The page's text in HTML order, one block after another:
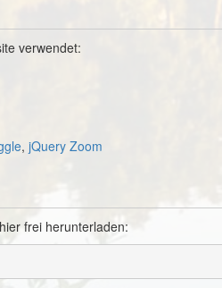
verwendet:
, jQuery Zoom
frei herunterladen: